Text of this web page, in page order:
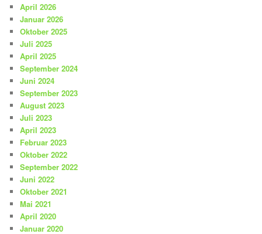
April 2026
Januar 2026
Oktober 2025
Juli 2025
April 2025
September 2024
Juni 2024
September 2023
August 2023
Juli 2023
April 2023
Februar 2023
Oktober 2022
September 2022
Juni 2022
Oktober 2021
Mai 2021
April 2020
Januar 2020